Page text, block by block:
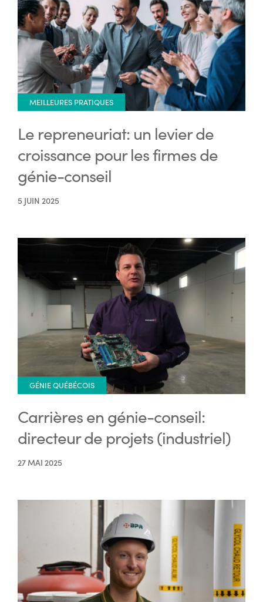
MEILLEURES PRATIQUES
Le repreneuriat: un levier de
croissance pour les firmes de
génie-conseil
5 JUIN 2025
GÉNIE QUÉBÉCOIS
Carrières en génie-conseil:
directeur de projets (industriel)
27 MAI 2025